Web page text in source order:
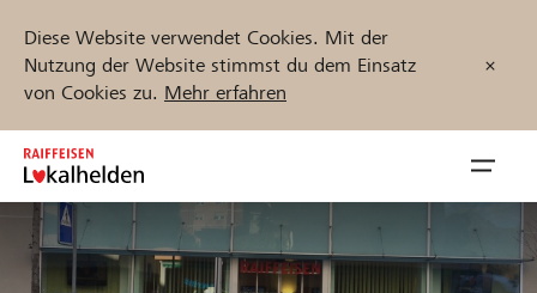
Diese Website verwendet Cookies. Mit der
Nutzung der Website stimmst du dem Einsatz
von Cookies zu. Mehr erfahren
Zum
Inhalt
springen
öffnen
Jetzt starten